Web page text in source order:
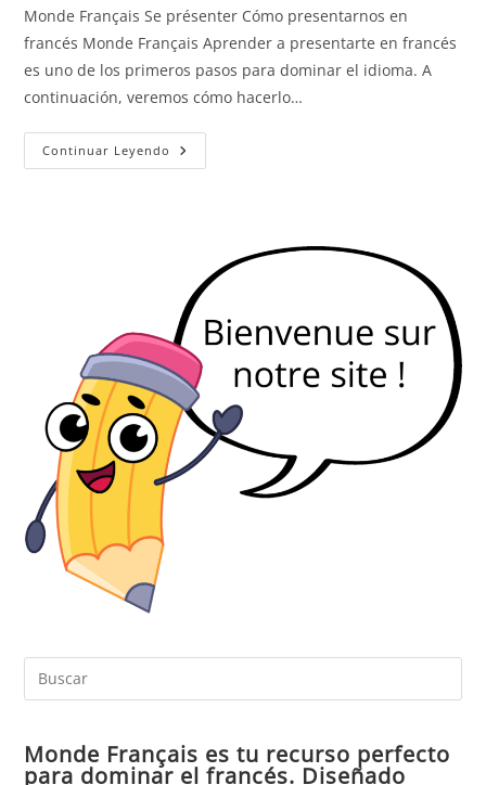
Monde Français Se présenter Cómo presentarnos en
francés Monde Français Aprender a presentarte en francés
es uno de los primeros pasos para dominar el idioma. A
continuación, veremos cómo hacerlo…
Continuar Leyendo Presentarse
Monde Français es tu recurso perfecto
para dominar el francés. Diseñado